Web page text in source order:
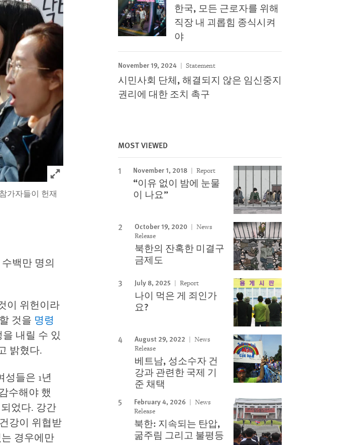
Click to expand Image
가자들이 헌재
백만 명의
이 위헌이라
것을 명령
내릴 수 있
밝혔다.
성들은 1년
수해야 했
었다. 강간
강이 위협받
경우에만
한국, 모든 근로자를 위해
직장 내 괴롭힘 종식시켜
야
November 19, 2024 Statement
시민사회 단체, 해결되지 않은 임신중지
권리에 대한 조치 촉구
MOST VIEWED
November 1, 2018 Report
“이유 없이 밤에 눈물
이 나요”
October 19, 2020
News
Release
북한의 잔혹한 미결구
금제도
July 8, 2025 Report
나이 먹은 게 죄인가
요?
August 29, 2022
News
Release
베트남, 성소수자 건
강과 관련한 국제 기
준 채택
February 4, 2026
News
Release
북한: 지속되는 탄압,
굶주림 그리고 불평등